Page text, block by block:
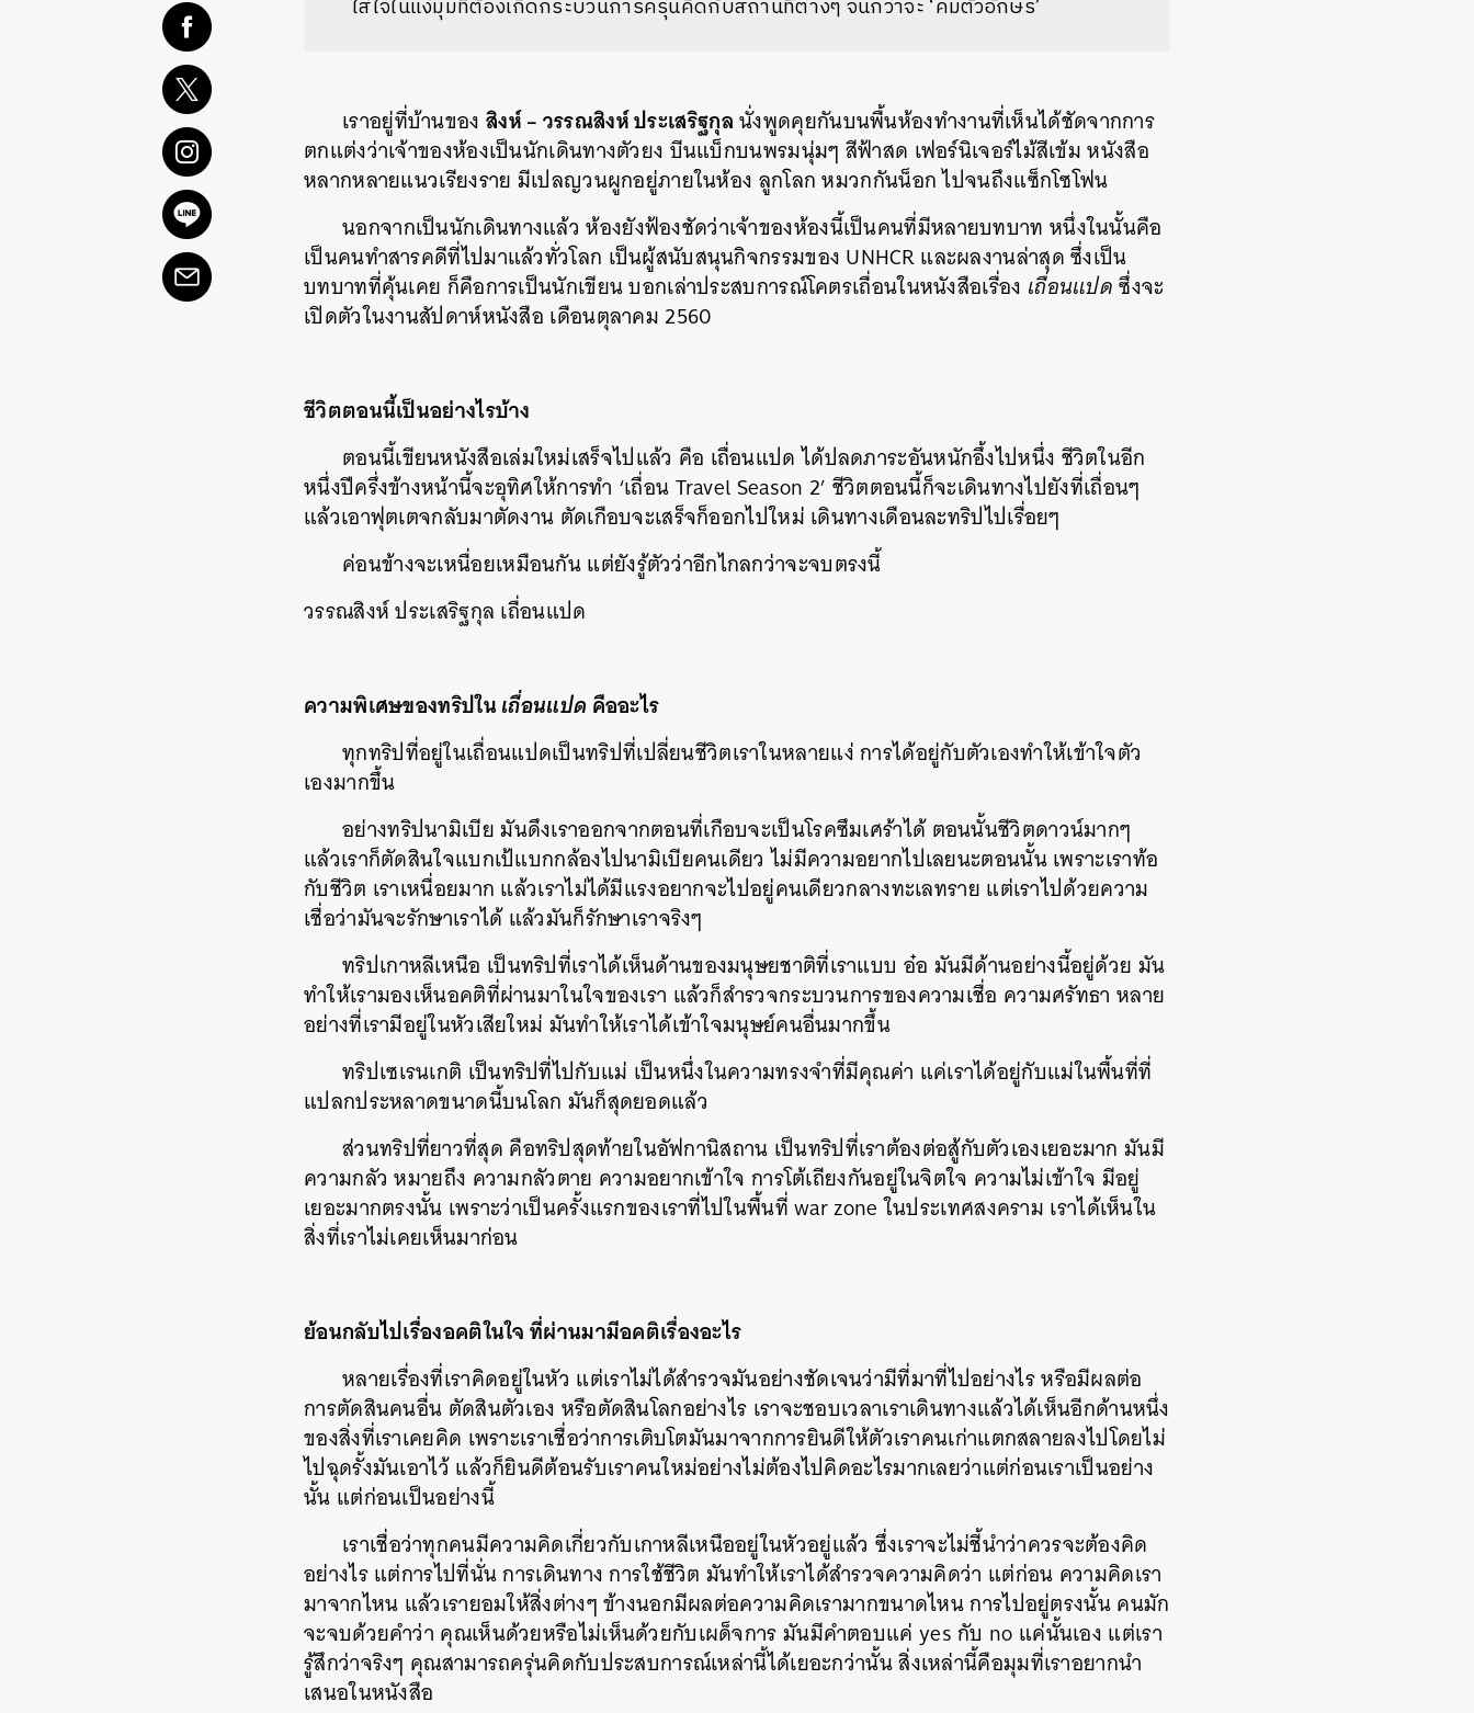
ใส่ใจในแง่มุมที่ต้องเกิดกระบวนการครุ่นคิดกับสถานที่ต่างๆ จนกว่าจะ ‘คมตัวอักษร’
เราอยู่ที่บ้านของ สิงห์ – วรรณสิงห์ ประเสริฐกุลนั่งพูดคุยกันบนพื้นห้องทำงานที่เห็นได้ชัดจากการ
ตกแต่งว่าเจ้าของห้องเป็นนักเดินทางตัวยง บีนแบ็กบนพรมนุ่มๆ สีฟ้าสด เฟอร์นิเจอร์ไม้สีเข้ม หนังสือ
หลากหลายแนวเรียงราย มีเปลญวนผูกอยู่ภายในห้อง ลูกโลก หมวกกันน็อก ไปจนถึงแซ็กโซโฟน
นอกจากเป็นนักเดินทางแล้ว ห้องยังฟ้องชัดว่าเจ้าของห้องนี้เป็นคนที่มีหลายบทบาท หนึ่งในนั้นคือ
เป็นคนทำสารคดีที่ไปมาแล้วทั่วโลก เป็นผู้สนับสนุนกิจกรรมของ UNHCR และผลงานล่าสุด ซึ่งเป็น
บทบาทที่คุ้นเคย ก็คือการเป็นนักเขียน บอกเล่าประสบการณ์โคตรเถื่อนในหนังสือเรื่อง เถื่อนแปดซึ่งจะ
เปิดตัวในงานสัปดาห์หนังสือ เดือนตุลาคม 2560
ชีวิตตอนนี้เป็นอย่างไรบ้าง
ตอนนี้เขียนหนังสือเล่มใหม่เสร็จไปแล้ว คือ เถื่อนแปด ได้ปลดภาระอันหนักอึ้งไปหนึ่ง ชีวิตในอีก
หนึ่งปีครึ่งข้างหน้านี้จะอุทิศให้การทำ ‘เถื่อน Travel Season 2’ ชีวิตตอนนี้ก็จะเดินทางไปยังที่เถื่อนๆ
แล้วเอาฟุตเตจกลับมาตัดงาน ตัดเกือบจะเสร็จก็ออกไปใหม่ เดินทางเดือนละทริปไปเรื่อยๆ
ค่อนข้างจะเหนื่อยเหมือนกัน แต่ยังรู้ตัวว่าอีกไกลกว่าจะจบตรงนี้
วรรณสิงห์ ประเสริฐกุล เถื่อนแปด
ความพิเศษของทริปในเถื่อนแปด คืออะไร
ทุกทริปที่อยู่ในเถื่อนแปดเป็นทริปที่เปลี่ยนชีวิตเราในหลายแง่ การได้อยู่กับตัวเองทำให้เข้าใจตัว
เองมากขึ้น
อย่างทริปนามิเบีย มันดึงเราออกจากตอนที่เกือบจะเป็นโรคซึมเศร้าได้ ตอนนั้นชีวิตดาวน์มากๆ
แล้วเราก็ตัดสินใจแบกเป้แบกกล้องไปนามิเบียคนเดียว ไม่มีความอยากไปเลยนะตอนนั้น เพราะเราท้อ
กับชีวิต เราเหนื่อยมาก แล้วเราไม่ได้มีแรงอยากจะไปอยู่คนเดียวกลางทะเลทราย แต่เราไปด้วยความ
เชื่อว่ามันจะรักษาเราได้ แล้วมันก็รักษาเราจริงๆ
ทริปเกาหลีเหนือ เป็นทริปที่เราได้เห็นด้านของมนุษยชาติที่เราแบบ อ๋อ มันมีด้านอย่างนี้อยู่ด้วย มัน
ทำให้เรามองเห็นอคติที่ผ่านมาในใจของเรา แล้วก็สำรวจกระบวนการของความเชื่อ ความศรัทธา หลาย
อย่างที่เรามีอยู่ในหัวเสียใหม่ มันทำให้เราได้เข้าใจมนุษย์คนอื่นมากขึ้น
ทริปเซเรนเกติ เป็นทริปที่ไปกับแม่ เป็นหนึ่งในความทรงจำที่มีคุณค่า แค่เราได้อยู่กับแม่ในพื้นที่ที่
แปลกประหลาดขนาดนี้บนโลก มันก็สุดยอดแล้ว
ส่วนทริปที่ยาวที่สุด คือทริปสุดท้ายในอัฟกานิสถาน เป็นทริปที่เราต้องต่อสู้กับตัวเองเยอะมาก มันมี
ความกลัว หมายถึง ความกลัวตาย ความอยากเข้าใจ การโต้เถียงกันอยู่ในจิตใจ ความไม่เข้าใจ มีอยู่
เยอะมากตรงนั้น เพราะว่าเป็นครั้งแรกของเราที่ไปในพื้นที่ war zone ในประเทศสงคราม เราได้เห็นใน
สิ่งที่เราไม่เคยเห็นมาก่อน
ย้อนกลับไปเรื่องอคติในใจ ที่ผ่านมามีอคติเรื่องอะไร
หลายเรื่องที่เราคิดอยู่ในหัว แต่เราไม่ได้สำรวจมันอย่างชัดเจนว่ามีที่มาที่ไปอย่างไร หรือมีผลต่อ
การตัดสินคนอื่น ตัดสินตัวเอง หรือตัดสินโลกอย่างไร เราจะชอบเวลาเราเดินทางแล้วได้เห็นอีกด้านหนึ่ง
ของสิ่งที่เราเคยคิด เพราะเราเชื่อว่าการเติบโตมันมาจากการยินดีให้ตัวเราคนเก่าแตกสลายลงไปโดยไม่
ไปฉุดรั้งมันเอาไว้ แล้วก็ยินดีต้อนรับเราคนใหม่อย่างไม่ต้องไปคิดอะไรมากเลยว่าแต่ก่อนเราเป็นอย่าง
นั้น แต่ก่อนเป็นอย่างนี้
เราเชื่อว่าทุกคนมีความคิดเกี่ยวกับเกาหลีเหนืออยู่ในหัวอยู่แล้ว ซึ่งเราจะไม่ชี้นำว่าควรจะต้องคิด
อย่างไร แต่การไปที่นั่น การเดินทาง การใช้ชีวิต มันทำให้เราได้สำรวจความคิดว่า แต่ก่อน ความคิดเรา
มาจากไหน แล้วเรายอมให้สิ่งต่างๆ ข้างนอกมีผลต่อความคิดเรามากขนาดไหน การไปอยู่ตรงนั้น คนมัก
จะจบด้วยคำว่า คุณเห็นด้วยหรือไม่เห็นด้วยกับเผด็จการ มันมีคำตอบแค่ yes กับ no แค่นั้นเอง แต่เรา
รู้สึกว่าจริงๆ คุณสามารถครุ่นคิดกับประสบการณ์เหล่านี้ได้เยอะกว่านั้น สิ่งเหล่านี้คือมุมที่เราอยากนำ
เสนอในหนังสือ
ค้นหา
SHARE TWEET